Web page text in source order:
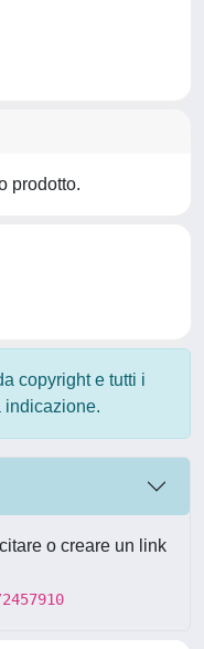
prodotto.
copyright e tutti i
indicazione.
o creare un link